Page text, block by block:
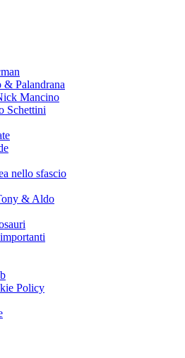
Palandrana
Mancino
Schettini
nello sfascio
& Aldo
Policy